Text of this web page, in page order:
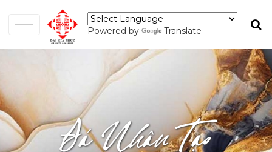
Powered by Translate